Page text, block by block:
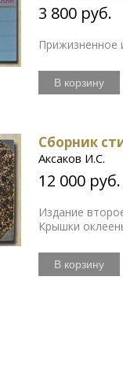
3 800 руб.
Прижизненное
В корзину
Сборник
Аксаков И.С.
12 000 руб.
Издание
Крышки
В корзину